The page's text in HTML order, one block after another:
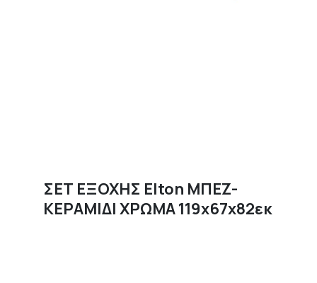
ΣΕΤ ΕΞΟΧΗΣ Elton ΜΠΕΖ-
ΚΕΡΑΜΙΔΙ ΧΡΩΜΑ 119x67x82εκ